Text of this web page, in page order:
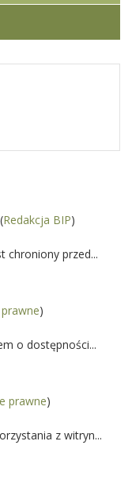
(Redakcja BIP)
chroniony przed...
)
o dostępności...
prawne)
z witryn...